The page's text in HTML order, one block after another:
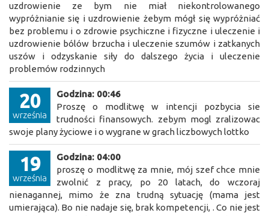
uzdrowienie ze bym nie miał niekontrolowanego
wypróżnianie się i uzdrowienie żebym mógł się wypróżniać
bez problemu i o zdrowie psychiczne i fizyczne i uleczenie i
uzdrowienie bólów brzucha i uleczenie szumów i zatkanych
uszów i odzyskanie siły do dalszego życia i uleczenie
problemów rodzinnych
20
września
Godzina: 00:46
Proszę o modlitwę w intencji pozbycia sie
trudności finansowych. zebym mogl zralizowac
swoje plany życiowe i o wygrane w grach liczbowych lottko
19
września
Godzina: 04:00
proszę o modlitwę za mnie, mój szef chce mnie
zwolnić z pracy, po 20 latach, do wczoraj
nienagannej, mimo że zna trudną sytuację (mama jest
umierająca). Bo nie nadaje się, brak kompetencji, . Co nie jest